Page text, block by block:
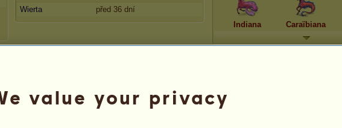
Wierta
před 36 dní
Indiana Caraïbiana
value your privacy